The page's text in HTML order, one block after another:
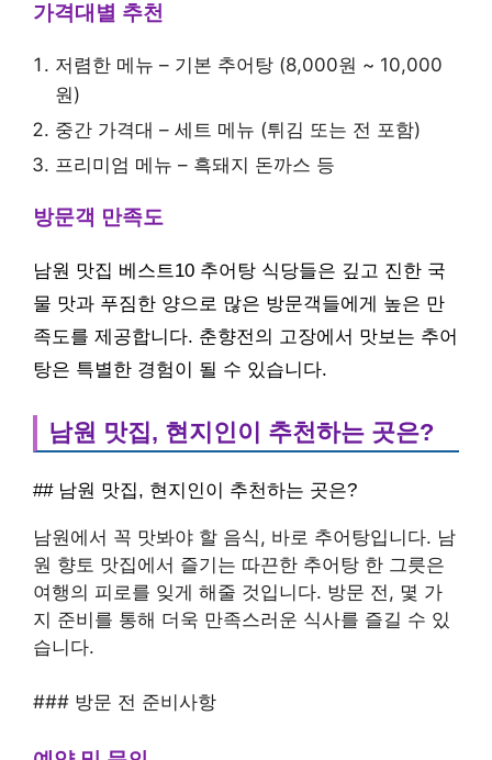
가격대별 추천
저렴한 메뉴 – 기본 추어탕 (8,000원 ~ 10,000
원)
중간 가격대 – 세트 메뉴 (튀김 또는 전 포함)
프리미엄 메뉴 – 흑돼지 돈까스 등
방문객 만족도
남원 맛집 베스트10 추어탕 식당들은 깊고 진한 국
물 맛과 푸짐한 양으로 많은 방문객들에게 높은 만
족도를 제공합니다. 춘향전의 고장에서 맛보는 추어
탕은 특별한 경험이 될 수 있습니다.
남원 맛집, 현지인이 추천하는 곳은?
## 남원 맛집, 현지인이 추천하는 곳은?
남원에서 꼭 맛봐야 할 음식, 바로 추어탕입니다. 남
원 향토 맛집에서 즐기는 따끈한 추어탕 한 그릇은
여행의 피로를 잊게 해줄 것입니다. 방문 전, 몇 가
지 준비를 통해 더욱 만족스러운 식사를 즐길 수 있
습니다.
### 방문 전 준비사항